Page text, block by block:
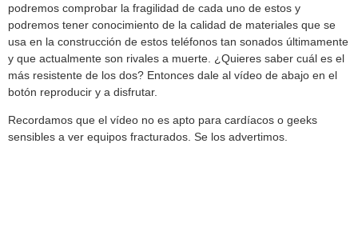
podremos comprobar la fragilidad de cada uno de estos y
podremos tener conocimiento de la calidad de materiales que se
usa en la construcción de estos teléfonos tan sonados últimamente
y que actualmente son rivales a muerte. ¿Quieres saber cuál es el
más resistente de los dos? Entonces dale al vídeo de abajo en el
botón reproducir y a disfrutar.
Recordamos que el vídeo no es apto para cardíacos o geeks
sensibles a ver equipos fracturados. Se los advertimos.